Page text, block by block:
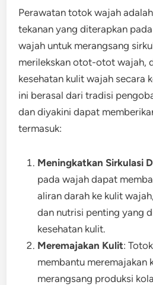
Perawatan totok wajah
tekanan yang diterapkan
wajah untuk merangsang
merilekskan otot-otot wajah,
kesehatan kulit wajah secara
ini berasal dari tradisi
dan diyakini dapat
termasuk:
Meningkatkan Sirkulasi
pada wajah dapat
aliran darah ke kulit
dan nutrisi penting yang
kesehatan kulit.
Meremajakan Kulit:
membantu meremajakan
merangsang produksi